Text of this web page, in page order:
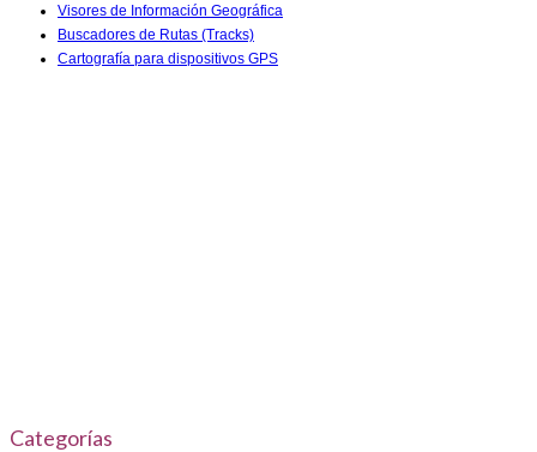
Visores de Información Geográfica
Buscadores de Rutas (Tracks)
Cartografía para dispositivos GPS
Categorías